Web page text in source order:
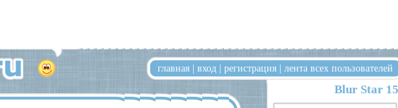
главная | вход | регистрация | лента всех пользователей
Blur Star 15